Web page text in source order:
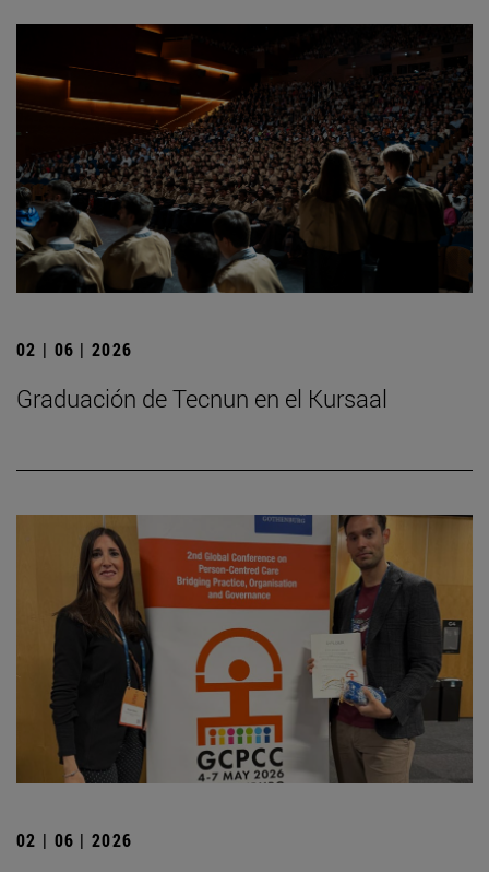
02 | 06 | 2026
Graduación de Tecnun en el Kursaal
02 | 06 | 2026